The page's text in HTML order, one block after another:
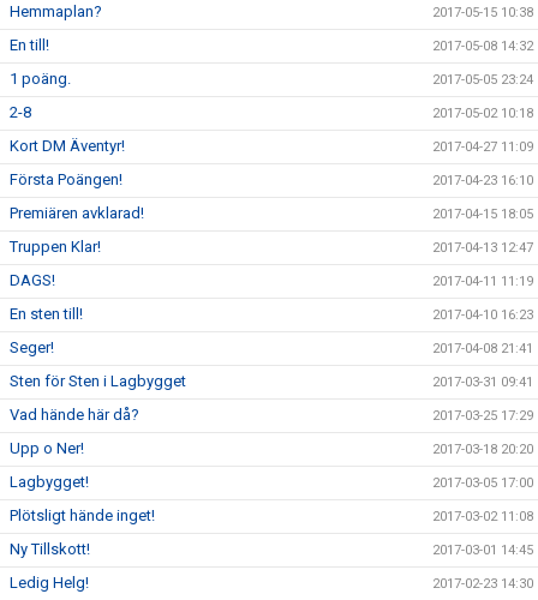
Hemmaplan? 2017-05-15 10:38
En till! 2017-05-08 14:32
1 poäng. 2017-05-05 23:24
2-8 2017-05-02 10:18
Kort DM Äventyr! 2017-04-27 11:09
Första Poängen! 2017-04-23 16:10
Premiären avklarad! 2017-04-15 18:05
Truppen Klar! 2017-04-13 12:47
DAGS! 2017-04-11 11:19
En sten till! 2017-04-10 16:23
Seger! 2017-04-08 21:41
Sten för Sten i Lagbygget 2017-03-31 09:41
Vad hände här då? 2017-03-25 17:29
Upp o Ner! 2017-03-18 20:20
Lagbygget! 2017-03-05 17:00
Plötsligt hände inget! 2017-03-02 11:08
Ny Tillskott! 2017-03-01 14:45
Ledig Helg! 2017-02-23 14:30